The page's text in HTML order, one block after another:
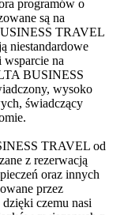
programów o
są na
TRAVEL
niestandardowe
na
BUSINESS
wysoko
świadczący
TRAVEL od
z rezerwacją
oraz innych
przez
czemu nasi